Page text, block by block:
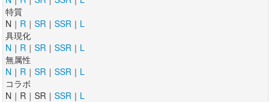
特質
N｜ R ｜ SR ｜ SSR ｜ L
具現化
N ｜ R ｜ SR ｜ SSR ｜ L
無属性
N ｜ R ｜ SR ｜ SSR ｜ L
コラボ
N｜R｜SR｜ SSR ｜ L